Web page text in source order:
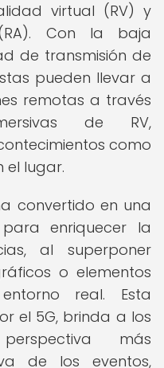
virtual (RV) y
Con la baja
de transmisión de
pueden llevar a
remotas a través
de RV,
como
el lugar.
convertido en una
enriquecer la
al superponer
o elementos
real. Esta
el 5G, brinda a los
más
de los eventos,